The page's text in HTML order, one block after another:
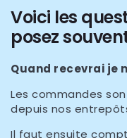
Voici les
posez
Quand recevrai je
Les commandes
depuis nos
Il faut ensuite